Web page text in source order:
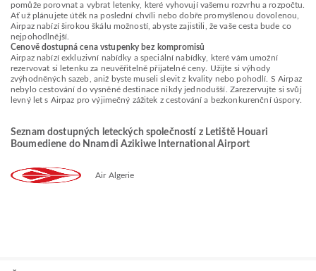
pomůže porovnat a vybrat letenky, které vyhovují vašemu rozvrhu a rozpočtu.
Ať už plánujete útěk na poslední chvíli nebo dobře promyšlenou dovolenou,
Airpaz nabízí širokou škálu možností, abyste zajistili, že vaše cesta bude co
nejpohodlnější.
Cenově dostupná cena vstupenky bez kompromisů
Airpaz nabízí exkluzivní nabídky a speciální nabídky, které vám umožní
rezervovat si letenku za neuvěřitelně přijatelné ceny. Užijte si výhody
zvýhodněných sazeb, aniž byste museli slevit z kvality nebo pohodlí. S Airpaz
nebylo cestování do vysněné destinace nikdy jednodušší. Zarezervujte si svůj
levný let s Airpaz pro výjimečný zážitek z cestování a bezkonkurenční úspory.
Seznam dostupných leteckých společností z Letiště Houari
Boumediene do Nnamdi Azikiwe International Airport
Air Algerie